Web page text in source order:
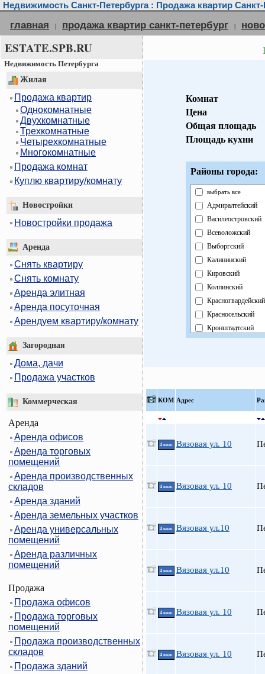
Недвижимость Санкт-Петербурга : Продажа квартир Санкт-
главная | продажа квартир санкт-петербург |
ESTATE.SPB.RU
Недвижимость Петербурга
Жилая
Продажа квартир
Однокомнатные
Двухкомнатные
Трехкомнатные
Четырехкомнатные
Многокомнатные
Продажа комнат
Куплю квартиру/комнату
Новостройки
Новостройки продажа
Аренда
Снять квартиру
Снять комнату
Аренда элитная
Аренда посуточная
Арендуем квартиру/комнату
Загородная
Дома, дачи
Продажа участков
Коммерческая
Аренда
Аренда офисов
Аренда торговых
помещений
Аренда производственных
складов
Аренда зданий
Аренда земельных участков
Аренда универсальных
помещений
Аренда различных
помещений
Продажа
Продажа офисов
Продажа торговых
помещений
Продажа производственных
складов
Продажа зданий
Комнат
Цена
Общая площадь
Площадь кухни
Районы города:
выбрать все
Адмиралтейский
Василеостровский
Всеволожский
Выборгский
Калининский
Кировский
Колпинский
Красногвардейский
Красносельский
Кронштадтский
Петроградский
Пушкинский
КOМ Адрес
4 ккв. Вязовая ул. 10
4 ккв. Вязовая ул. 10
4 ккв. Вязовая ул.10
4 ккв. Вязовая ул.10
4 ккв. Вязовая ул. 10
4 ккв. Вязовая ул. 10